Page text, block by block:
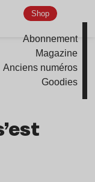
Shop
Abonnement
Magazine
Anciens numéros
Goodies